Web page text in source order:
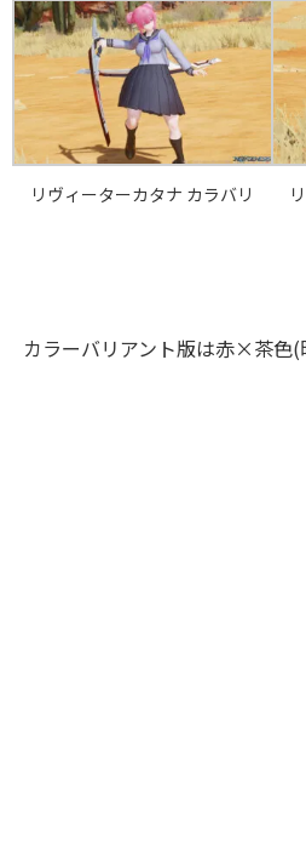
リヴィーターカタナ カラバリ
カラーバリアント版は赤×茶色(